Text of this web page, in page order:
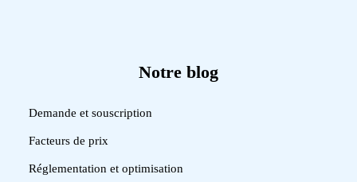
Notre blog
Demande et souscription
Facteurs de prix
Réglementation et optimisation